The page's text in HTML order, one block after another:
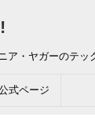
ア・ヤガーのテッ
式ページ